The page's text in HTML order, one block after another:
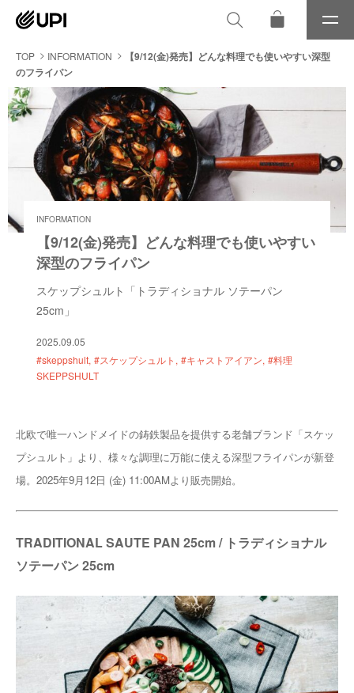
メ
ニ
ュ
TOP INFORMATION
【9/12(金)発売】どんな料理でも使いやすい深型
のフライパン
INFORMATION
【9/12(金)発売】どんな料理でも使いやすい
深型のフライパン
スケップシュルト「トラディショナル ソテーパン
25cm」
2025.09.05
#skeppshult #スケップシュルト #キャストアイアン #料理
SKEPPSHULT
北欧で唯一ハンドメイドの鋳鉄製品を提供する老舗ブランド「スケッ
プシュルト」より、様々な調理に万能に使える深型フライパンが新登
場。2025年9月12日 (金) 11:00AMより販売開始。
TRADITIONAL SAUTE PAN 25cm / トラディショナル
ソテーパン 25cm